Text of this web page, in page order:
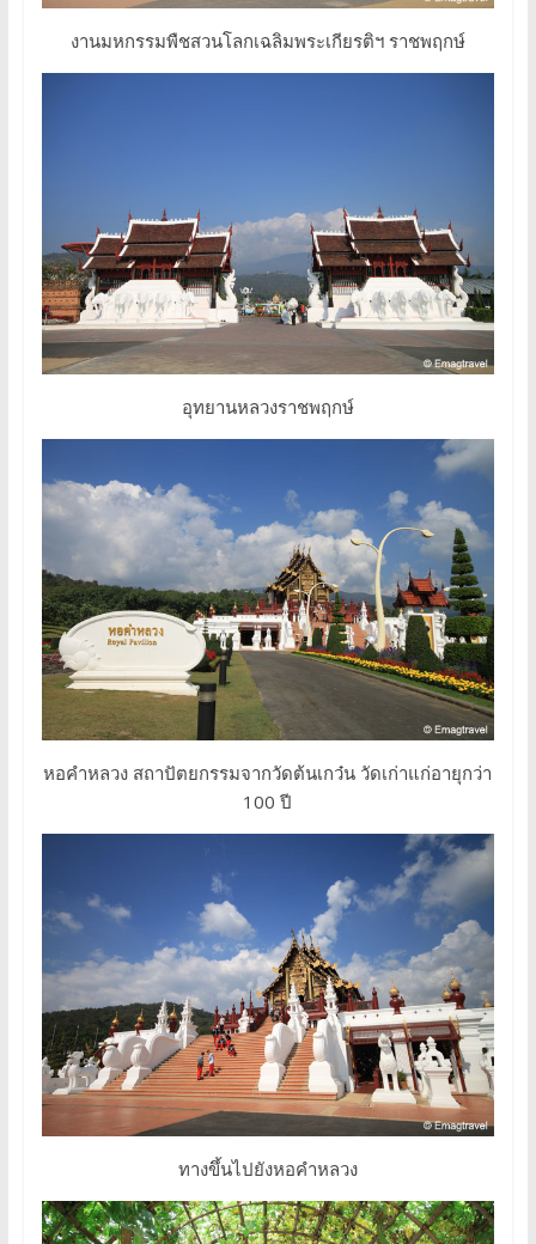
งานมหกรรมพืชสวนโลกเฉลิมพระเกียรติฯ ราชพฤกษ์
อุทยานหลวงราชพฤกษ์
หอคำหลวง สถาปัตยกรรมจากวัดต้นเกว๋น วัดเก่าแก่อายุกว่า
100 ปี
ทางขึ้นไปยังหอคำหลวง